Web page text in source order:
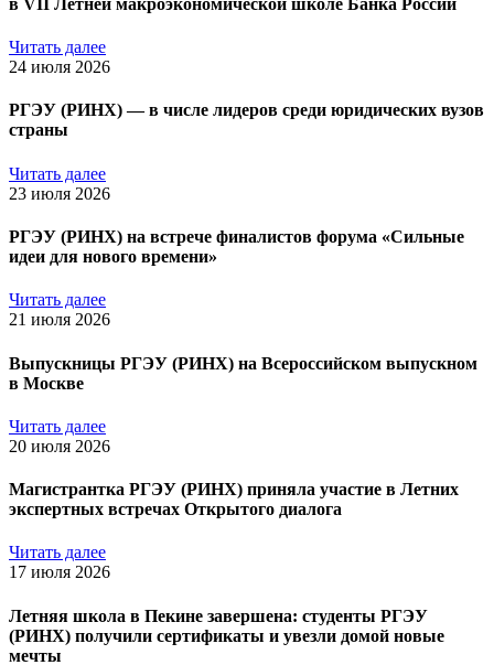
в VII Летней макроэкономической школе Банка России
Читать далее
24 июля 2026
РГЭУ (РИНХ) — в числе лидеров среди юридических вузов
страны
Читать далее
23 июля 2026
РГЭУ (РИНХ) на встрече финалистов форума «Сильные
идеи для нового времени»
Читать далее
21 июля 2026
Выпускницы РГЭУ (РИНХ) на Всероссийском выпускном
в Москве
Читать далее
20 июля 2026
Магистрантка РГЭУ (РИНХ) приняла участие в Летних
экспертных встречах Открытого диалога
Читать далее
17 июля 2026
Летняя школа в Пекине завершена: студенты РГЭУ
(РИНХ) получили сертификаты и увезли домой новые
мечты